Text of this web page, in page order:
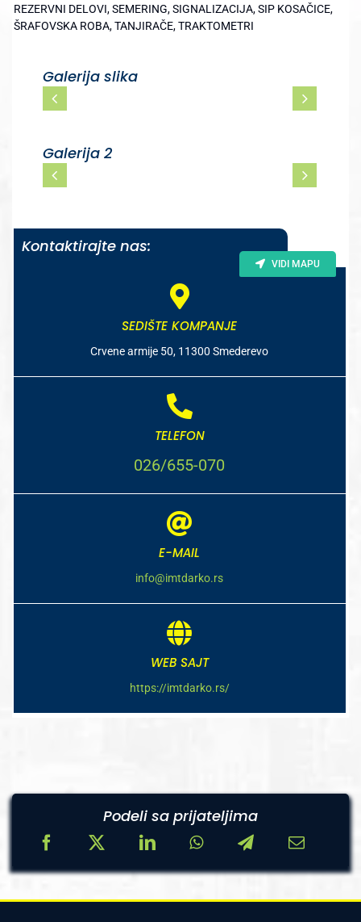
REZERVNI DELOVI, SEMERING, SIGNALIZACIJA, SIP KOSAČICE,
ŠRAFOVSKA ROBA, TANJIRAČE, TRAKTOMETRI
Galerija slika
Galerija 2
Kontaktirajte nas:
SEDIŠTE KOMPANJE
Crvene armije 50, 11300 Smederevo
VIDI MAPU
TELEFON
026/655-070
E-MAIL
info@imtdarko.rs
WEB SAJT
https://imtdarko.rs/
Podeli sa prijateljima